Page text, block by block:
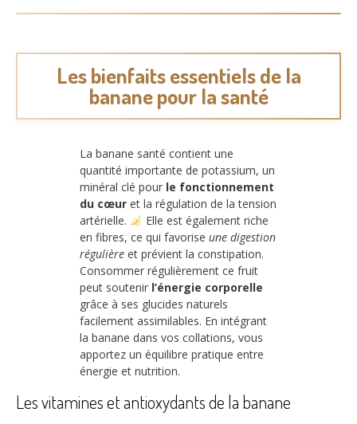
Les bienfaits essentiels de la
banane pour la santé
La banane santé contient une
quantité importante de potassium, un
minéral clé pour le fonctionnement
du cœur et la régulation de la tension
artérielle.
Elle est également riche
en fibres, ce qui favorise une digestion
régulière et prévient la constipation.
Consommer régulièrement ce fruit
peut soutenir l’énergie corporelle
grâce à ses glucides naturels
facilement assimilables. En intégrant
la banane dans vos collations, vous
apportez un équilibre pratique entre
énergie et nutrition.
Les vitamines et antioxydants de la banane